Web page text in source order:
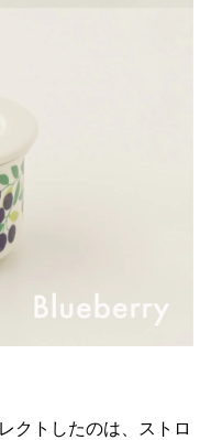
クトしたのは、ストロ